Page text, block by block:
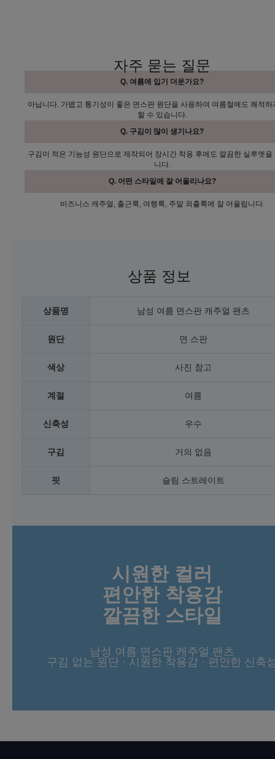
자주 묻는 질문
Q. 여름에 입기 더운가요?
아닙니다. 가볍고 통기성이 좋은 면스판 원단을 사용하여 여름철에도 쾌적하
할 수 있습니다.
Q. 구김이 많이 생기나요?
구김이 적은 기능성 원단으로 제작되어 장시간 착용 후에도 깔끔한 실루엣을
니다.
Q. 어떤 스타일에 잘 어울리나요?
비즈니스 캐주얼, 출근룩, 여행룩, 주말 외출룩에 잘 어울립니다.
상품 정보
상품명 남성 여름 면스판 캐주얼 팬츠
원단 면 스판
색상 사진 참고
계절 여름
신축성 우수
구김 거의 없음
핏 슬림 스트레이트
시원한 컬러
편안한 착용감
깔끔한 스타일
남성 여름 면스판 캐주얼 팬츠
구김 없는 원단 · 시원한 착용감 · 편안한 신축